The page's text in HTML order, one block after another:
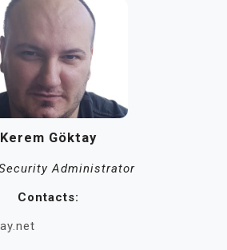
Kerem Göktay
Administrator
Contacts: